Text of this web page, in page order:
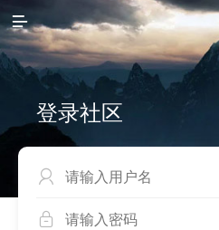

登录社区

